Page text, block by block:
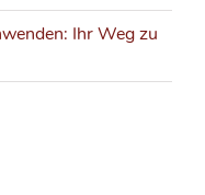
Ihr Weg zu